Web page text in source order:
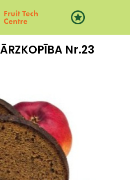
Nr.23